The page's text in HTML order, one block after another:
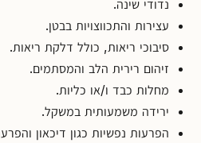
נדודי שינה.
עצירות והתכווצויות בבטן.
סיבוכי ריאות, כולל דלקת ריאות.
זיהום רירית הלב והמסתמים.
מחלות כבד ו/או כליות.
ירידה משמעותית במשקל.
הפרעות נפשיות כגון דיכאון